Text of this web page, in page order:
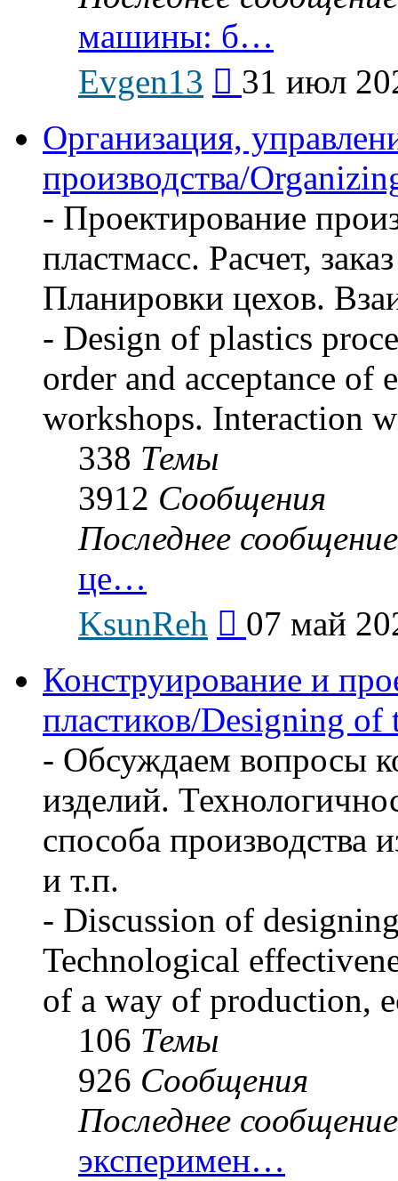
машины: б…
Evgen13
последнему
31 июл
Организация,
производства/
- Проектирование
пластмасс. Расчет,
Планировки цехов.
- Design of plastics
order and acceptance
workshops. Interaction
338 Темы
3912 Сообщения
Последнее сообщение
це…
KsunReh
последнему
07 май
Конструирование и
пластиков/Designing of
- Обсуждаем вопросы
изделий.
способа производства
и т.п.
- Discussion of
Technological
of a way of production,
106 Темы
926 Сообщения
Последнее сообщение
эксперимен…